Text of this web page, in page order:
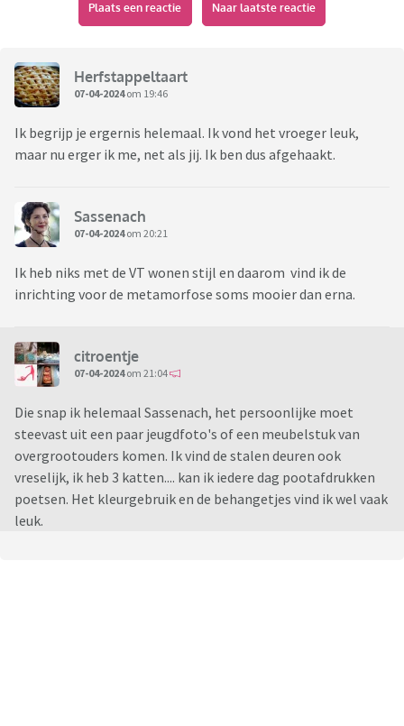
Plaats een reactie Naar laatste reactie
Herfstappeltaart
07-04-2024om 19:46
Ik begrijp je ergernis helemaal. Ik vond het vroeger leuk,
maar nu erger ik me, net als jij. Ik ben dus afgehaakt.
Sassenach
07-04-2024om 20:21
Ik heb niks met de VT wonen stijl en daarom vind ik de
inrichting voor de metamorfose soms mooier dan erna.
citroentje
07-04-2024om 21:04
Die snap ik helemaal Sassenach, het persoonlijke moet
steevast uit een paar jeugdfoto's of een meubelstuk van
overgrootouders komen. Ik vind de stalen deuren ook
vreselijk, ik heb 3 katten.... kan ik iedere dag pootafdrukken
poetsen. Het kleurgebruik en de behangetjes vind ik wel vaak
leuk.